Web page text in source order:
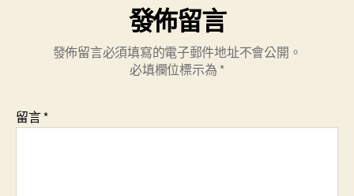
發佈留言
發佈留言必須填寫的電子郵件地址不會公開。
必填欄位標示為 *
留言*